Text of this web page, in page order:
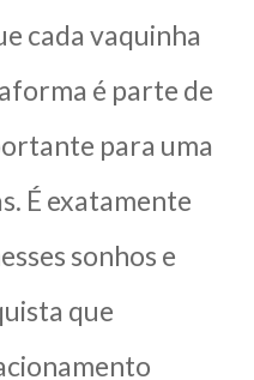
cada vaquinha
é parte de
para uma
É exatamente
sonhos e
que